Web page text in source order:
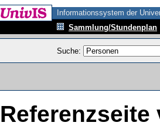
Informationssystem der
Sammlung/Stundenplan
Suche:
Referenzseite